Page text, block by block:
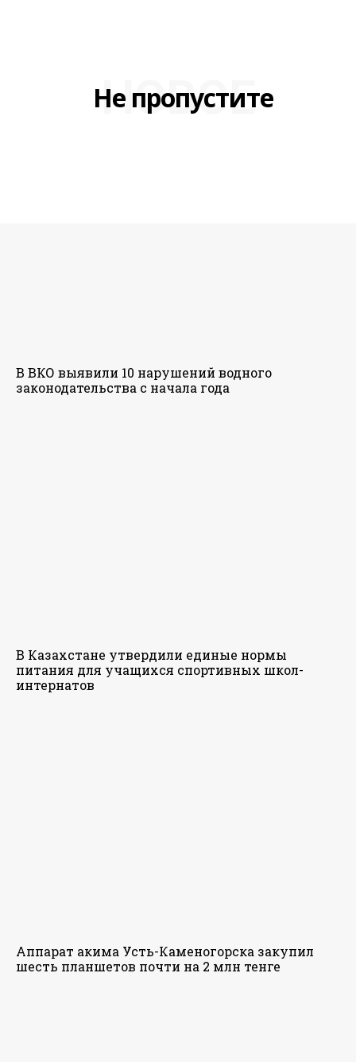
Не пропустите
НОВОЕ
В ВКО выявили 10 нарушений водного
законодательства с начала года
В Казахстане утвердили единые нормы
питания для учащихся спортивных школ-
интернатов
Аппарат акима Усть-Каменогорска закупил
шесть планшетов почти на 2 млн тенге